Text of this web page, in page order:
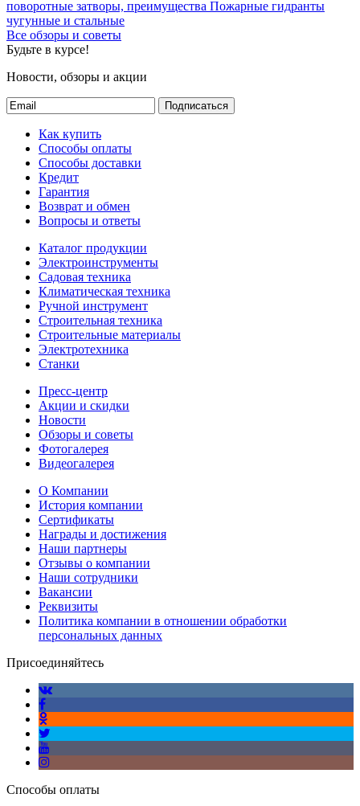
поворотные затворы, преимущества Пожарные гидранты
чугунные и стальные
Все обзоры и советы
Будьте в курсе!
Новости, обзоры и акции
Подписаться
Как купить
Способы оплаты
Способы доставки
Кредит
Гарантия
Возврат и обмен
Вопросы и ответы
Каталог продукции
Электроинструменты
Садовая техника
Климатическая техника
Ручной инструмент
Строительная техника
Строительные материалы
Электротехника
Станки
Пресс-центр
Акции и скидки
Новости
Обзоры и советы
Фотогалерея
Видеогалерея
О Компании
История компании
Сертификаты
Награды и достижения
Наши партнеры
Отзывы о компании
Наши сотрудники
Вакансии
Реквизиты
Политика компании в отношении обработки
персональных данных
Присоединяйтесь
Способы оплаты